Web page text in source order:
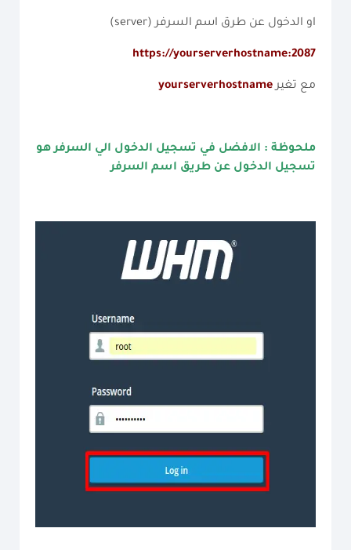
او الدخول عن طرق اسم السرفر (server)
https://yourserverhostname:2087
مع تغيرyourserverhostname
ملحوظة : الافضل في تسجيل الدخول الي السرفر هو
تسجيل الدخول عن طريق اسم السرفر